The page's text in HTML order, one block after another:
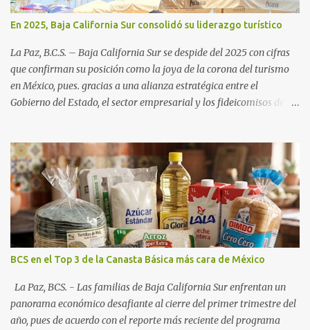
En 2025, Baja California Sur consolidó su liderazgo turístico
La Paz, B.C.S. – Baja California Sur se despide del 2025 con cifras
que confirman su posición como la joya de la corona del turismo
en México, pues. gracias a una alianza estratégica entre el
Gobierno del Estado, el sector empresarial y los fideicomisos de
una derrama económica sin precedentes. Las proyecciones para
este periodo vacacional son optimistas, con un promedio estatal
que supera el 70% . Sin embargo, la sorpresa del año la ha dado el
norte del estado. Comondú encabeza las expectativas con un
impresionante 89% de ocupación, impulsado por el interés
creciente en el turismo de naturaleza. Le siguen destinos
consolidados y emergentes: Los Cabos: 72% promedio (esperando
picos del 79% en Año Nuevo). La Paz: 66%. Loreto: 58%. Mulegé:
54%. "Estamos viendo un fenómeno de diversificación. Ya no solo
vienen por el lujo de Los Cabos, sino por la aut...
BCS en el Top 3 de la Canasta Básica más cara de México
La Paz, BCS. - Las familias de Baja California Sur enfrentan un
panorama económico desafiante al cierre del primer trimestre del
año, pues de acuerdo con el reporte más reciente del programa